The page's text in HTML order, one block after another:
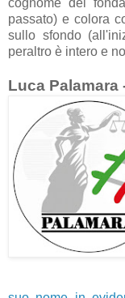
cognome del
passato) e colora
sullo sfondo
peraltro è intero e
Luca Palamara